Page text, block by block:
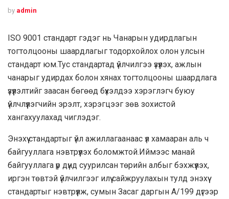
by admin
ISO 9001 стандарт гэдэг нь Чанарын удирдлагын
тогтолцооны шаардлагыг тодорхойлох олон улсын
стандарт юм.Тус стандартад үйлчилгээ үзүүлэх, ажлын
чанарыг удирдах болон хянах тогтолцооны шаардлага
үзүүлэлтийг заасан бөгөөд бүхэлдээ хэрэглэгч буюу
үйлчлүүлэгчийн эрэлт, хэрэгцээг зөв зохистой
хангахуулахад чиглэдэг.
Энэхүү стандартыг үйл ажиллагаанаас үл хамааран аль ч
байгууллага нэвтрүүлэх боломжтой.Иймээс манай
байгууллага үр дүнд суурилсан төрийн албыг бэхжүүлэх,
иргэн төвтэй үйлчилгээг илүү сайжруулахын тулд энэхүү
стандартыг нэвтрүүлж, сумын Засаг даргын А/199 дүгээр